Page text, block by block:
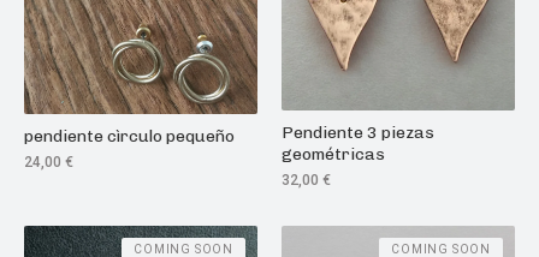
pendiente cìrculo pequeño
24,00 €
Pendiente 3 piezas
geométricas
32,00 €
COMING SOON COMING SOON